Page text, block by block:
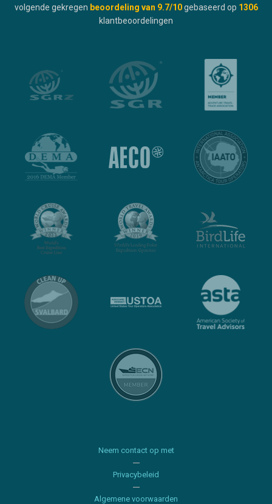
volgende gekregen beoordeling van 9.7/10 gebaseerd op 1306
klantbeoordelingen
Neem contact op met
Privacybeleid
Algemene voorwaarden